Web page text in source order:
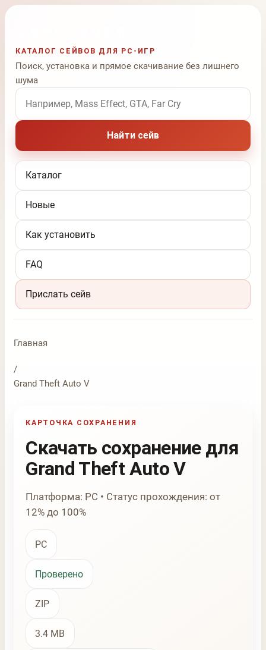
КАТАЛОГ СЕЙВОВ ДЛЯ PC-ИГР
Поиск, установка и прямое скачивание без лишнего
шума
Поиск по названию игры
Найти сейв
Каталог
Новые
Как установить
FAQ
Прислать сейв
Главная
/
Grand Theft Auto V
КАРТОЧКА СОХРАНЕНИЯ
Скачать сохранение для
Grand Theft Auto V
Платформа: PC • Статус прохождения: от
12% до 100%
PC
Проверено
ZIP
3.4 MB